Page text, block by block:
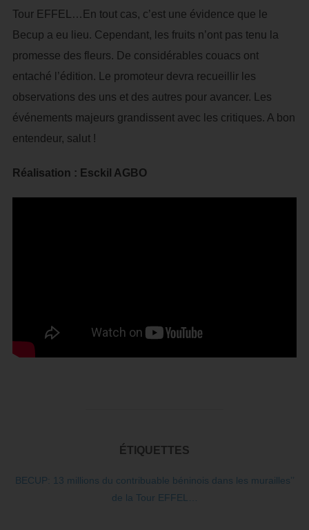
Tour EFFEL…En tout cas, c’est une évidence que le
Becup a eu lieu. Cependant, les fruits n’ont pas tenu la
promesse des fleurs. De considérables couacs ont
entaché l’édition. Le promoteur devra recueillir les
observations des uns et des autres pour avancer. Les
événements majeurs grandissent avec les critiques. A bon
entendeur, salut !
Réalisation : Esckil AGBO
ÉTIQUETTES
BECUP: 13 millions du contribuable béninois dans les murailles’’
de la Tour EFFEL…